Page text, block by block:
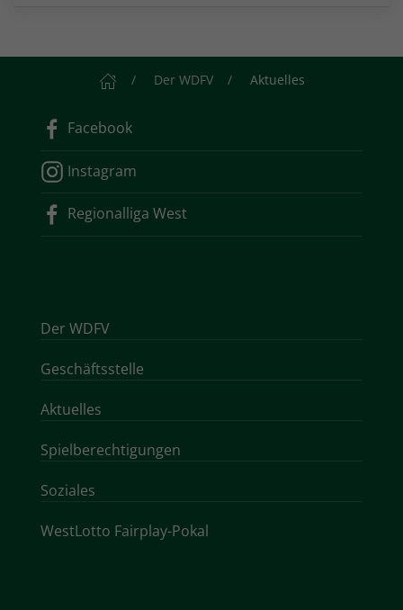
StartseiteDer WDFV Aktuelles
Facebook
Instagram
Regionalliga West
Der WDFV
Geschäftsstelle
Aktuelles
Spielberechtigungen
Soziales
WestLotto Fairplay-Pokal